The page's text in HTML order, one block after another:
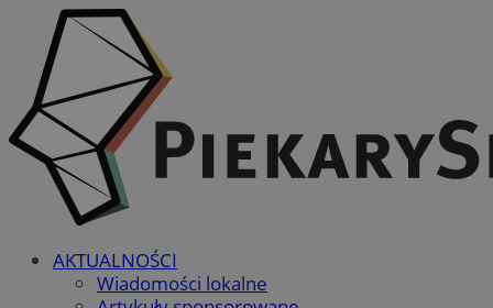
AKTUALNOŚCI
Wiadomości lokalne